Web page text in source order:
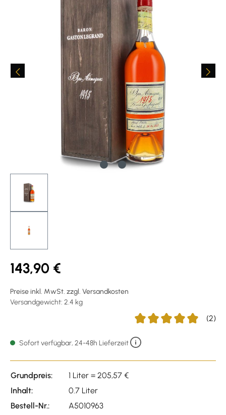
143,90 €
Preise inkl. MwSt. zzgl. Versandkosten
Versandgewicht: 2.4 kg
(2)
Sofort verfügbar, 24-48h Lieferzeit
Grundpreis:
1 Liter = 205,57 €
Inhalt:
0.7 Liter
Bestell-Nr.:
A5010963